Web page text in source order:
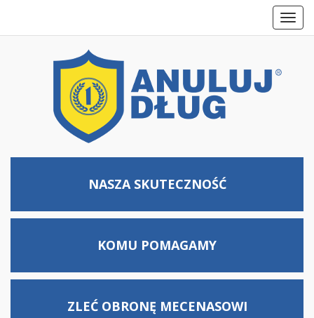
NASZA SKUTECZNOŚĆ
KOMU POMAGAMY
ZLEĆ OBRONĘ MECENASOWI